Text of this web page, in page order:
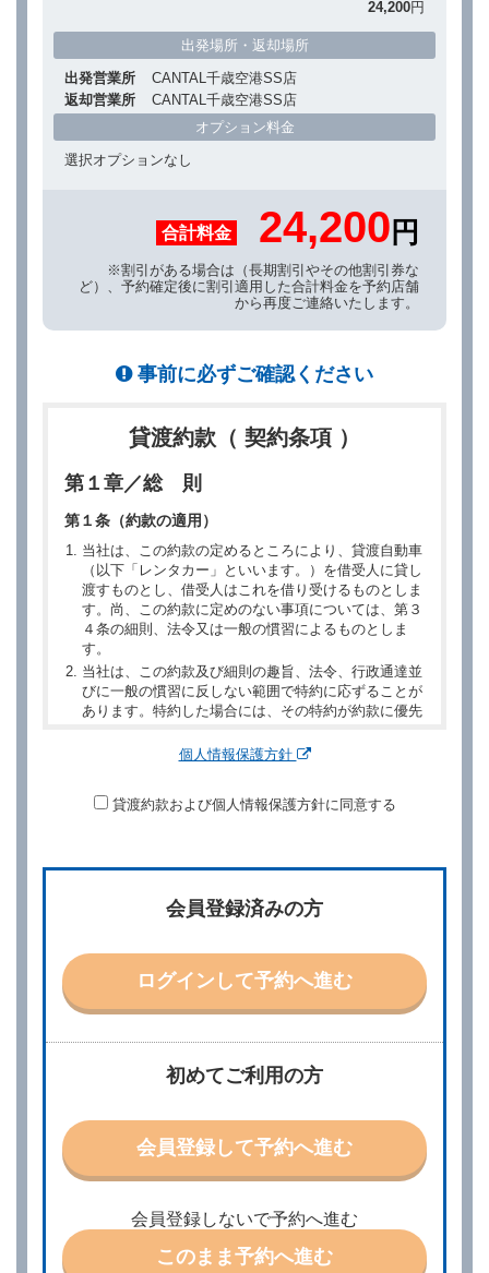
24,200円
出発場所・返却場所
出発営業所
CANTAL千歳空港SS店
返却営業所
CANTAL千歳空港SS店
オプション料金
選択オプションなし
合計料金 24,200 円
※割引がある場合は（長期割引やその他割引券な
ど）、予約確定後に割引適用した合計料金を予約店舗
から再度ご連絡いたします。
事前に必ずご確認ください
貸渡約款（ 契約条項 ）
第１章／総 則
第１条（約款の適用）
当社は、この約款の定めるところにより、貸渡自動車
（以下「レンタカー」といいます。）を借受人に貸し
渡すものとし、借受人はこれを借り受けるものとしま
す。尚、この約款に定めのない事項については、第３
４条の細則、法令又は一般の慣習によるものとしま
す。
当社は、この約款及び細則の趣旨、法令、行政通達並
びに一般の慣習に反しない範囲で特約に応ずることが
あります。特約した場合には、その特約が約款に優先
第２条（予約の申込み）
所、運転者、チャイルドシート等付属品の要否、その
他の借受条件（以下「借受条件」といいます。）を明
社は、電話連絡並びに電子メールによる予約に応じま
すが、予約内容と実際に相違があった場合でも当社は
責任を負わないものとします。
当社は、借受人から予約の申込みがあったときは、原
特に認める場合を除き、別に定める予約申込金を支払
第３条（予約の変更）
借受人は、前条第１項の借受条件を変更しようとする
ときは、あらかじめ当社の承諾を受けなければならな
第４条（予約の取消し等）
借受人は、別に定める方法により予約を取り消すこと
個人情報保護方針
貸渡約款および個人情報保護方針に同意する
初めてご利用の方
会員登録して予約へ進む
会員登録しないで予約へ進む
このまま予約へ進む
会員登録済みの方
ログインして予約へ進む